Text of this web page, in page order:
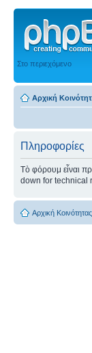
Στο περιεχόμενο
Αρχική
Πληροφορίες
Τὸ φόρουμ εἶναι
down for technical
Αρχική Κοινότητας